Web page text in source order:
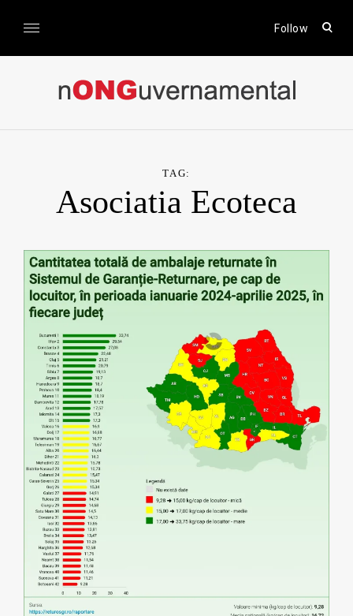
Follow
open
form
nONGuvernamental
TAG:
Asociatia Ecoteca